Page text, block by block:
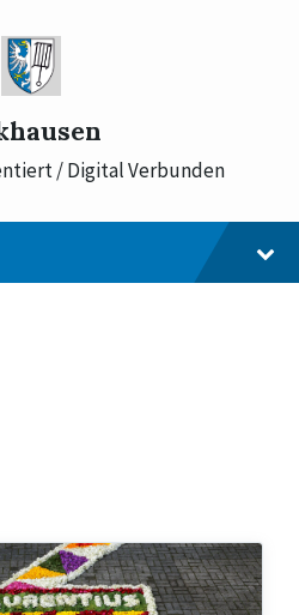
/ Digital Verbunden